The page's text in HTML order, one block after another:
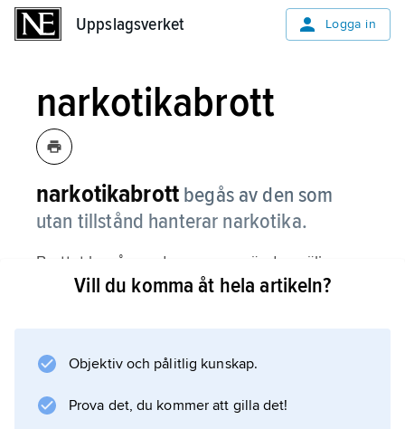
Uppslagsverket Logga in
narkotikabrott
narkotikabrott begås av den som
utan tillstånd hanterar narkotika.
Brottet begås av den som använder, säljer,
köper, tillverkar, förvarar eller på något annat
Vill du komma åt hela artikeln?
Objektiv och pålitlig kunskap.
Prova det, du kommer att gilla det!